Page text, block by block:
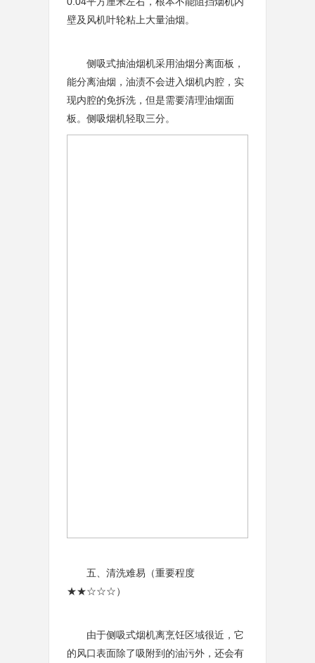
壁及风机叶轮粘上大量油烟。
侧吸式抽油烟机采用油烟分离面板，
能分离油烟，油渍不会进入烟机内腔，实
现内腔的免拆洗，但是需要清理油烟面
板。侧吸烟机轻取三分。
五、清洗难易（重要程度
★★☆☆☆）
由于侧吸式烟机离烹饪区域很近，它
的风口表面除了吸附到的油污外，还会有